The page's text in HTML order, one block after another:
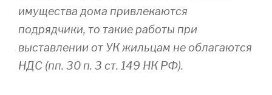
имущества дома привлекаются
подрядчики, то такие работы при
выставлении от УК жильцам не облагаются
НДС (пп. 30 п. 3 ст. 149 НК РФ).